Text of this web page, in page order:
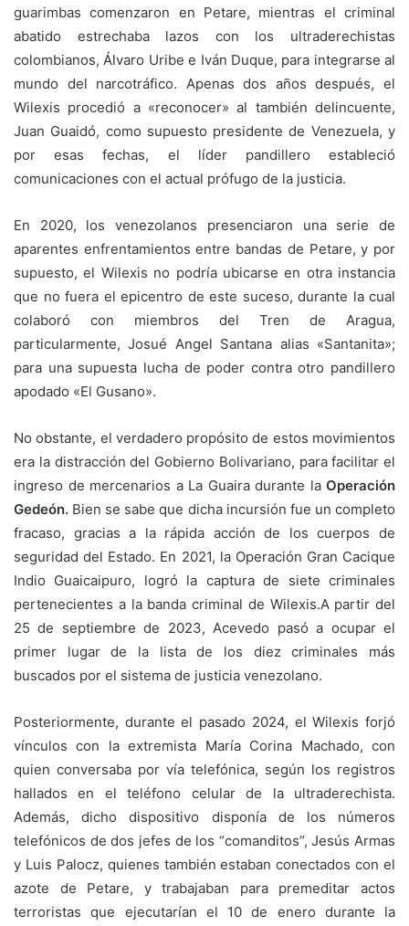
guarimbas comenzaron en Petare, mientras el criminal
abatido estrechaba lazos con los ultraderechistas
colombianos, Álvaro Uribe e Iván Duque, para integrarse al
mundo del narcotráfico. Apenas dos años después, el
Wilexis procedió a «reconocer» al también delincuente,
Juan Guaidó, como supuesto presidente de Venezuela, y
por esas fechas, el líder pandillero estableció
comunicaciones con el actual prófugo de la justicia.
En 2020, los venezolanos presenciaron una serie de
aparentes enfrentamientos entre bandas de Petare, y por
supuesto, el Wilexis no podría ubicarse en otra instancia
que no fuera el epicentro de este suceso, durante la cual
colaboró con miembros del Tren de Aragua,
particularmente, Josué Angel Santana alias «Santanita»;
para una supuesta lucha de poder contra otro pandillero
apodado «El Gusano».
No obstante, el verdadero propósito de estos movimientos
era la distracción del Gobierno Bolivariano, para facilitar el
ingreso de mercenarios a La Guaira durante la Operación
Gedeón. Bien se sabe que dicha incursión fue un completo
fracaso, gracias a la rápida acción de los cuerpos de
seguridad del Estado. En 2021, la Operación Gran Cacique
Indio Guaicaipuro, logró la captura de siete criminales
pertenecientes a la banda criminal de Wilexis.A partir del
25 de septiembre de 2023, Acevedo pasó a ocupar el
primer lugar de la lista de los diez criminales más
buscados por el sistema de justicia venezolano.
Posteriormente, durante el pasado 2024, el Wilexis forjó
vínculos con la extremista María Corina Machado, con
quien conversaba por vía telefónica, según los registros
hallados en el teléfono celular de la ultraderechista.
Además, dicho dispositivo disponía de los números
telefónicos de dos jefes de los “comanditos”, Jesús Armas
y Luis Palocz, quienes también estaban conectados con el
azote de Petare, y trabajaban para premeditar actos
terroristas que ejecutarían el 10 de enero durante la